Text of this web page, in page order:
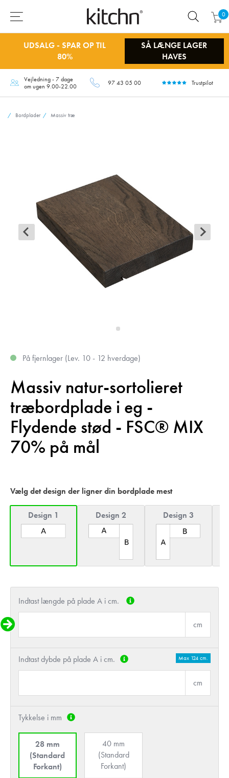
0
UDSALG - SPAR OP TIL
80%
SÅ LÆNGE LAGER
HAVES
Vejledning - 7 dage
om ugen 9.00-22.00
97 43 05 00 Trustpilot
Bordplader Massiv træ
På fjernlager (Lev. 10 - 12 hverdage)
Massiv natur-sortolieret
træbordplade i eg -
Flydende stød - FSC® MIX
70% på mål
Vælg det design der ligner din bordplade mest
Design 1 Design 2 Design 3
Indtast længde på plade A i cm.
cm
Indtast dybde på plade A i cm. Max 124 cm.
cm
Tykkelse i mm
28 mm
(Standard
Forkant)
40 mm
(Standard
Forkant)